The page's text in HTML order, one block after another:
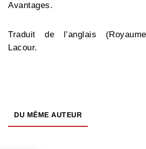
Avantages.
Traduit de l’anglais
Lacour.
DU MÊME AUTEUR